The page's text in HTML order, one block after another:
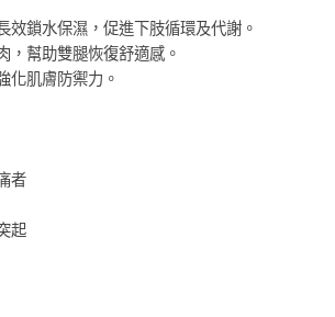
效鎖水保濕，促進下肢循環及代謝。
，幫助雙腿恢復舒適感。
化肌膚防禦力。
者
起